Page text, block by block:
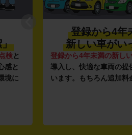
」
検と
感と
境に
登録から4年
新しい車がい
登録から4年未満の新し
導入し、快適な車両の提
います。もちろん追加料